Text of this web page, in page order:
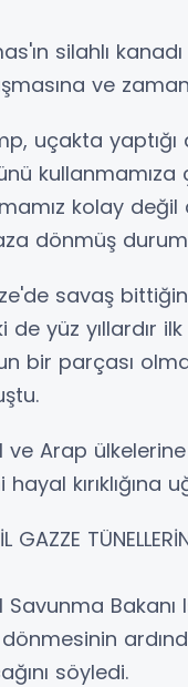
silahlı
ve
uçakta
kullanmamıza
kolay değil
dönmüş
savaş
de yüz yıllardır
bir parçası
ve Arap
hayal
GAZZE
Savunma Bakanı
söyledi.